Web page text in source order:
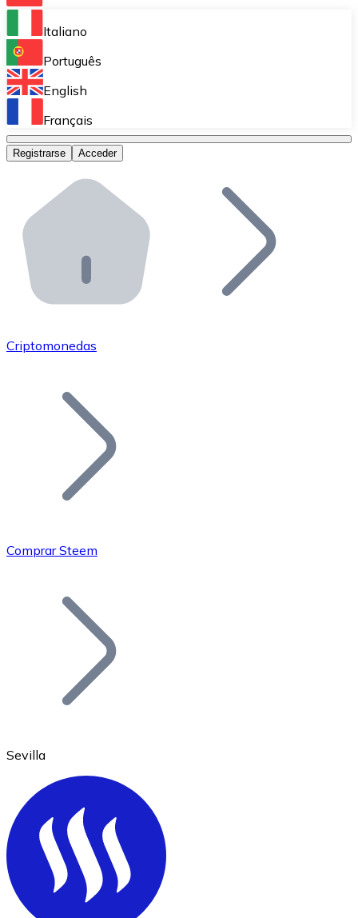
Bitnovo Ramp
Integra nuestra solución en tu plataforma.
Bitnovo Giftcards
Bitnovo OTC
Bitnovo ATM
Integra un ATM Bitnovo en tu negocio y permite que
Bitnovo API
Integra nuestra API en tu ecosistema.
Únete a nuestra red de distribuidores.
Añade tu proyecto a nuestro ecosistema.
Bitcoin
Ethereum
ETH
Italiano
Português
English
Français
Registrarse Acceder
Criptomonedas
Comprar Steem
Sevilla